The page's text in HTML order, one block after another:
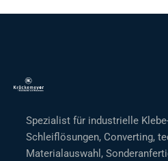
Spezialist für industrielle
Schleiflösungen, Converting,
Materialauswahl,